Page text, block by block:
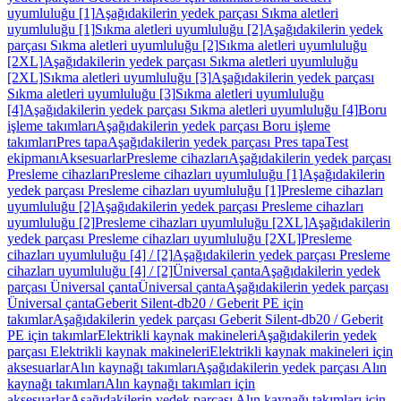
uyumluluğu [1]Aşağıdakilerin yedek parçası Sıkma aletleri
uyumluluğu [1]Sıkma aletleri uyumluluğu [2]Aşağıdakilerin yedek
parçası Sıkma aletleri uyumluluğu [2]Sıkma aletleri uyumluluğu
[2XL]Aşağıdakilerin yedek parçası Sıkma aletleri uyumluluğu
[2XL]Sıkma aletleri uyumluluğu [3]Aşağıdakilerin yedek parçası
Sıkma aletleri uyumluluğu [3]Sıkma aletleri uyumluluğu
[4]Aşağıdakilerin yedek parçası Sıkma aletleri uyumluluğu [4]Boru
işleme takımlarıAşağıdakilerin yedek parçası Boru işleme
takımlarıPres tapaAşağıdakilerin yedek parçası Pres tapaTest
ekipmanıAksesuarlarPresleme cihazlarıAşağıdakilerin yedek parçası
Presleme cihazlarıPresleme cihazları uyumluluğu [1]Aşağıdakilerin
yedek parçası Presleme cihazları uyumluluğu [1]Presleme cihazları
uyumluluğu [2]Aşağıdakilerin yedek parçası Presleme cihazları
uyumluluğu [2]Presleme cihazları uyumluluğu [2XL]Aşağıdakilerin
yedek parçası Presleme cihazları uyumluluğu [2XL]Presleme
cihazları uyumluluğu [4] / [2]Aşağıdakilerin yedek parçası Presleme
cihazları uyumluluğu [4] / [2]Üniversal çantaAşağıdakilerin yedek
parçası Üniversal çantaÜniversal çantaAşağıdakilerin yedek parçası
Üniversal çantaGeberit Silent-db20 / Geberit PE için
takımlarAşağıdakilerin yedek parçası Geberit Silent-db20 / Geberit
PE için takımlarElektrikli kaynak makineleriAşağıdakilerin yedek
parçası Elektrikli kaynak makineleriElektrikli kaynak makineleri için
aksesuarlarAlın kaynağı takımlarıAşağıdakilerin yedek parçası Alın
kaynağı takımlarıAlın kaynağı takımları için